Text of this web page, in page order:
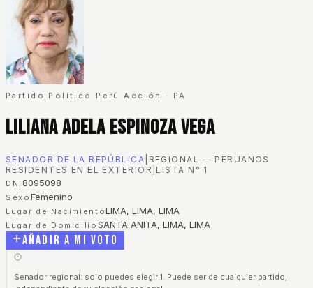
Partido Político Perú Acción · PA
Liliana Adela Espinoza Vega
SENADOR DE LA REPÚBLICA REGIONAL — PERUANOS
RESIDENTES EN EL EXTERIOR LISTA N° 1
DNI 8095098
Sexo Femenino
Lugar de NacimientoLIMA, LIMA, LIMA
Lugar de Domicilio SANTA ANITA, LIMA, LIMA
Añadir a mi voto
Senador regional: solo puedes elegir 1. Puede ser de cualquier partido,